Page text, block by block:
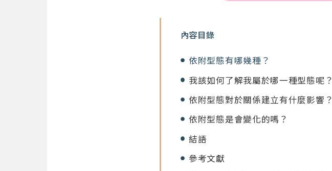
內容目錄
依附型態有哪幾種？
我該如何了解我屬於哪一種型態呢？
依附型態對於關係建立有什麼影響？
依附型態是會變化的嗎？
結語
參考文獻